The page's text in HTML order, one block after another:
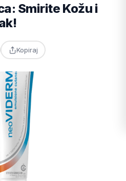
Smirite Kožu i
Kopiraj